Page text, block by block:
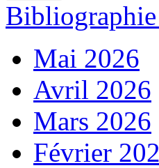
Mai 2026
Avril 2026
Mars 2026
Février